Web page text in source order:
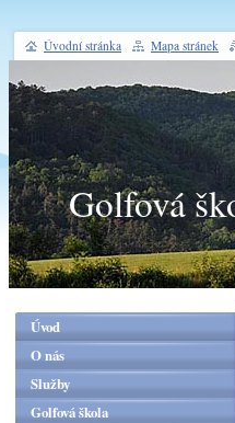
Golfová
Úvod
O nás
Služby
Golfová škola
Úvodní stránka Mapa stránek